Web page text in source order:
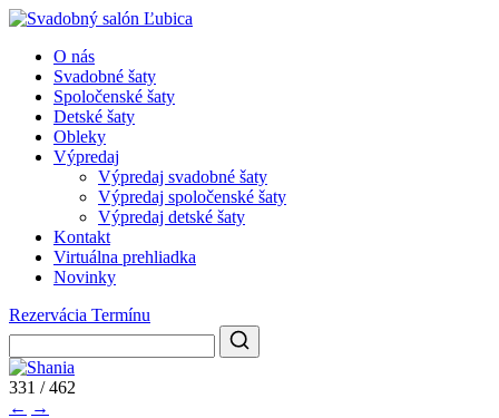
O nás
Svadobné šaty
Spoločenské šaty
Detské šaty
Obleky
Výpredaj
Výpredaj svadobné šaty
Výpredaj spoločenské šaty
Výpredaj detské šaty
Kontakt
Virtuálna prehliadka
Novinky
Rezervácia Termínu
331 / 462
← →